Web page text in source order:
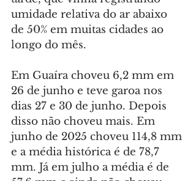
umidade relativa do ar abaixo
de 50% em muitas cidades ao
longo do mês.
Em Guaíra choveu 6,2 mm em
26 de junho e teve garoa nos
dias 27 e 30 de junho. Depois
disso não choveu mais. Em
junho de 2025 choveu 114,8 mm
e a média histórica é de 78,7
mm. Já em julho a média é de